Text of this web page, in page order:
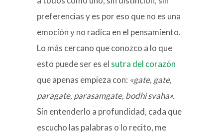
preferencias y es por eso que no es una
emoción y no radica en el pensamiento.
Lo más cercano que conozco a lo que
esto puede ser es el sutra del corazón
que apenas empieza con: «gate, gate,
paragate, parasamgate, bodhi svaha».
Sin entenderlo a profundidad, cada que
escucho las palabras o lo recito, me